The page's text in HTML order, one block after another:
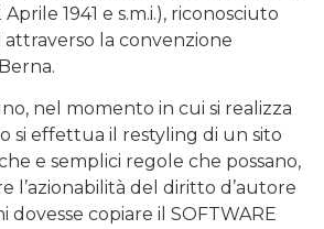
1941 e s.m.i.), riconosciuto
la convenzione
nel momento in cui si realizza
si effettua il restyling di un sito
e semplici regole che possano,
l’azionabilità del diritto d’autore
dovesse copiare il SOFTWARE